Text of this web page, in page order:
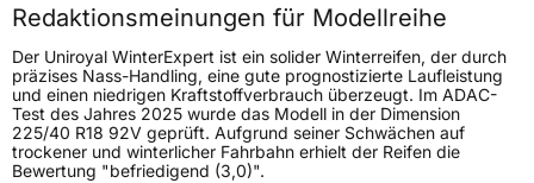
Höchstgeschwindigkeit
240 km/h
Lastindex97
Höchstlast730 kg
Gewicht (in kg)10 kg
Redaktionsmeinungen für Modellreihe
Der Uniroyal WinterExpert ist ein solider Winterreifen, der durch
präzises Nass-Handling, eine gute prognostizierte Laufleistung
und einen niedrigen Kraftstoffverbrauch überzeugt. Im ADAC-
Test des Jahres 2025 wurde das Modell in der Dimension
225/40 R18 92V geprüft. Aufgrund seiner Schwächen auf
trockener und winterlicher Fahrbahn erhielt der Reifen die
Bewertung "befriedigend (3,0)".